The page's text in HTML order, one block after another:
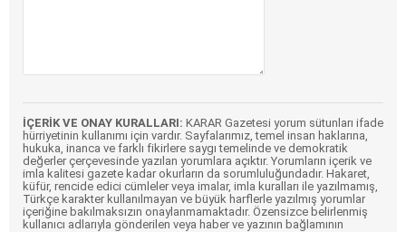
İÇERİK VE ONAY KURALLARI: KARAR Gazetesi yorum sütunları ifade
hürriyetinin kullanımı için vardır. Sayfalarımız, temel insan haklarına,
hukuka, inanca ve farklı fikirlere saygı temelinde ve demokratik
değerler çerçevesinde yazılan yorumlara açıktır. Yorumların içerik ve
imla kalitesi gazete kadar okurların da sorumluluğundadır. Hakaret,
küfür, rencide edici cümleler veya imalar, imla kuralları ile yazılmamış,
Türkçe karakter kullanılmayan ve büyük harflerle yazılmış yorumlar
içeriğine bakılmaksızın onaylanmamaktadır. Özensizce belirlenmiş
kullanıcı adlarıyla gönderilen veya haber ve yazının bağlamının